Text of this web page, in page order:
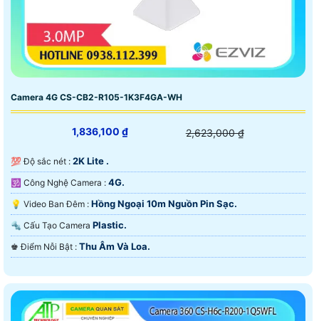
Camera 4G CS-CB2-R105-1K3F4GA-WH
1,836,100 ₫ 2,623,000 ₫
💯 Độ sắc nét : 2K Lite .
🕉️ Công Nghệ Camera : 4G.
💡 Video Ban Đêm : Hồng Ngoại 10m Nguồn Pin Sạc.
🔩 Cấu Tạo Camera Plastic.
️♚ Điểm Nỗi Bật : Thu Âm Và Loa.